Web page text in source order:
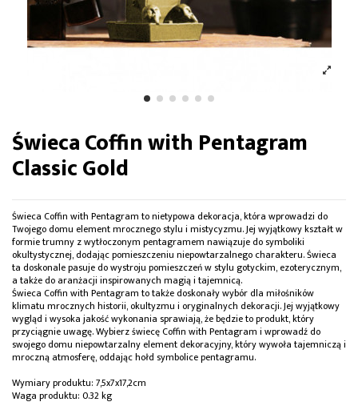
Świeca Coffin with Pentagram
Classic Gold
Świeca Coffin with Pentagram to nietypowa dekoracja, która wprowadzi do
Twojego domu element mrocznego stylu i mistycyzmu. Jej wyjątkowy kształt w
formie trumny z wytłoczonym pentagramem nawiązuje do symboliki
okultystycznej, dodając pomieszczeniu niepowtarzalnego charakteru. Świeca
ta doskonale pasuje do wystroju pomieszczeń w stylu gotyckim, ezoterycznym,
a także do aranżacji inspirowanych magią i tajemnicą.
Świeca Coffin with Pentagram to także doskonały wybór dla miłośników
klimatu mrocznych historii, okultyzmu i oryginalnych dekoracji. Jej wyjątkowy
wygląd i wysoka jakość wykonania sprawiają, że będzie to produkt, który
przyciągnie uwagę. Wybierz świecę Coffin with Pentagram i wprowadź do
swojego domu niepowtarzalny element dekoracyjny, który wywoła tajemniczą i
mroczną atmosferę, oddając hołd symbolice pentagramu.
Wymiary produktu: 7,5x7x17,2cm
Waga produktu: 0.32 kg